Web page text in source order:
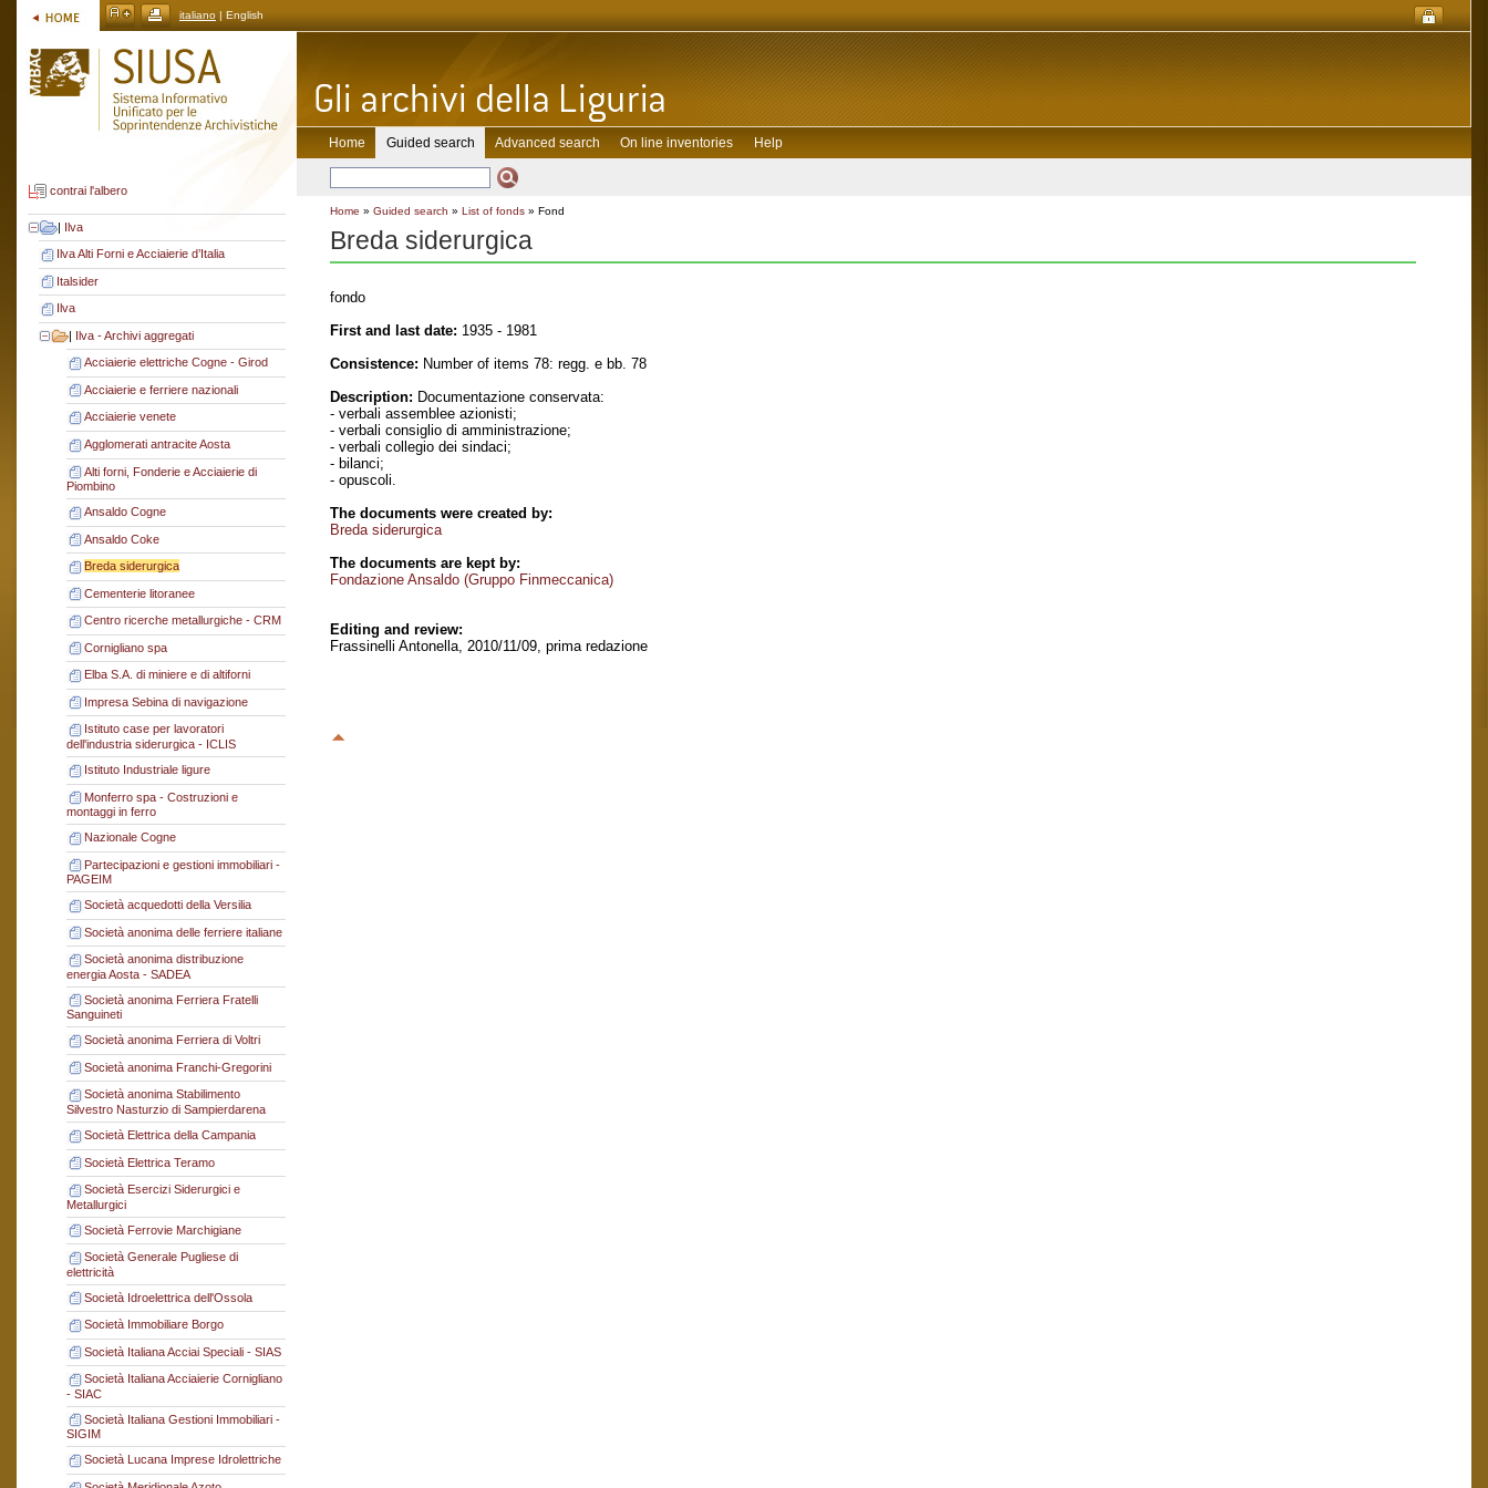
italiano | English
contrai l'albero
| Ilva
Ilva Alti Forni e Acciaierie d’Italia
Italsider
Ilva
| Ilva - Archivi aggregati
Acciaierie elettriche Cogne - Girod
Acciaierie e ferriere nazionali
Acciaierie venete
Agglomerati antracite Aosta
Alti forni, Fonderie e Acciaierie di
Piombino
Ansaldo Cogne
Ansaldo Coke
Breda siderurgica
Cementerie litoranee
Centro ricerche metallurgiche - CRM
Cornigliano spa
Elba S.A. di miniere e di altiforni
Impresa Sebina di navigazione
Istituto case per lavoratori
dell'industria siderurgica - ICLIS
Istituto Industriale ligure
Monferro spa - Costruzioni e
montaggi in ferro
Nazionale Cogne
Partecipazioni e gestioni immobiliari -
PAGEIM
Società acquedotti della Versilia
Società anonima delle ferriere italiane
Società anonima distribuzione
energia Aosta - SADEA
Società anonima Ferriera Fratelli
Sanguineti
Società anonima Ferriera di Voltri
Società anonima Franchi-Gregorini
Società anonima Stabilimento
Silvestro Nasturzio di Sampierdarena
Società Elettrica della Campania
Società Elettrica Teramo
Società Esercizi Siderurgici e
Metallurgici
Società Ferrovie Marchigiane
Società Generale Pugliese di
elettricità
Società Idroelettrica dell'Ossola
Società Immobiliare Borgo
Società Italiana Acciai Speciali - SIAS
Società Italiana Acciaierie Cornigliano
- SIAC
Società Italiana Gestioni Immobiliari -
SIGIM
Società Lucana Imprese Idrolettriche
Home Guided search Advanced search On line inventories Help
Home » Guided search » List of fonds » Fond
Breda siderurgica
fondo
First and last date: 1935 - 1981
Consistence: Number of items 78: regg. e bb. 78
Description: Documentazione conservata:
- verbali assemblee azionisti;
- verbali consiglio di amministrazione;
- verbali collegio dei sindaci;
- bilanci;
- opuscoli.
The documents were created by:
Breda siderurgica
The documents are kept by:
Fondazione Ansaldo (Gruppo Finmeccanica)
Editing and review:
Frassinelli Antonella, 2010/11/09, prima redazione